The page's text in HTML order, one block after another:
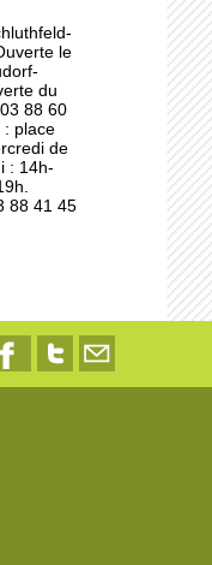
le
du
88 60
: place
de
: 14h-
88 41 45